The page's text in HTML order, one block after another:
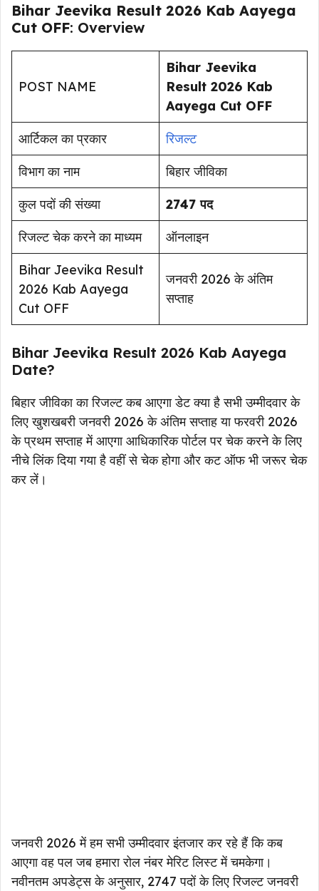
Bihar Jeevika Result 2026 Kab Aayega
Cut OFF: Overview
POST NAME
Bihar Jeevika
Result 2026 Kab
Aayega Cut OFF
आर्टिकल का प्रकार
रिजल्ट
विभाग का नाम
बिहार जीविका
कुल पदों की संख्या
2747 पद
रिजल्ट चेक करने का माध्यम
ऑनलाइन
Bihar Jeevika Result
2026 Kab Aayega
Cut OFF
जनवरी 2026 के अंतिम
सप्ताह
Bihar Jeevika Result 2026 Kab Aayega
Date?
बिहार जीविका का रिजल्ट कब आएगा डेट क्या है सभी उम्मीदवार के
लिए खुशखबरी जनवरी 2026 के अंतिम सप्ताह या फरवरी 2026
के प्रथम सप्ताह में आएगा आधिकारिक पोर्टल पर चेक करने के लिए
नीचे लिंक दिया गया है वहीं से चेक होगा और कट ऑफ भी जरूर चेक
कर लें।
जनवरी 2026 में हम सभी उम्मीदवार इंतजार कर रहे हैं कि कब
आएगा वह पल जब हमारा रोल नंबर मेरिट लिस्ट में चमकेगा।
नवीनतम अपडेट्स के अनुसार, 2747 पदों के लिए रिजल्ट जनवरी